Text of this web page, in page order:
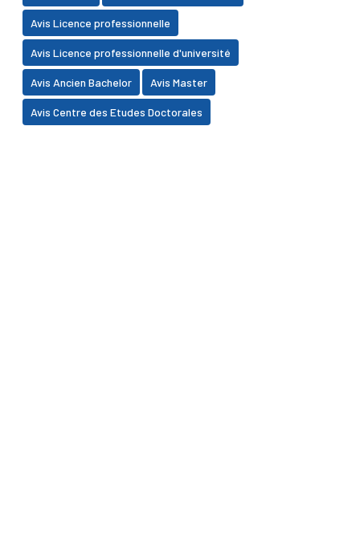
Avis Licence professionnelle
Avis Licence professionnelle d'université
Avis Ancien Bachelor Avis Master
Avis Centre des Etudes Doctorales